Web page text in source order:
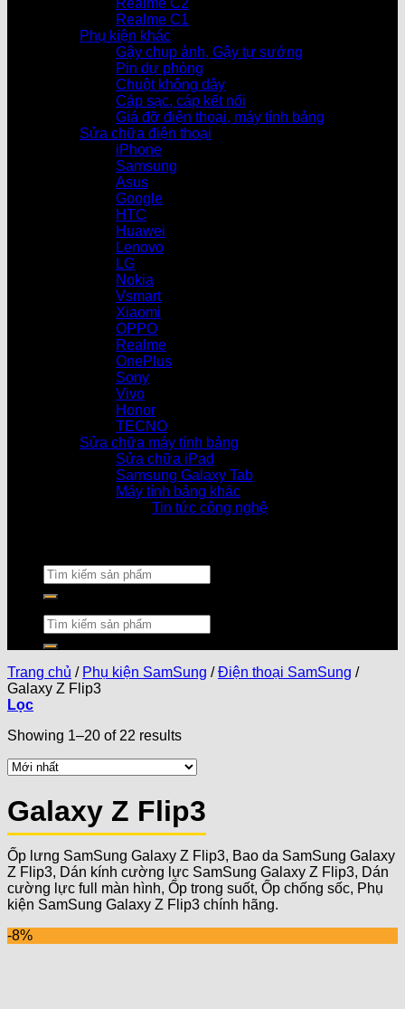
Realme C2
Realme C1
Phụ kiện khác
Gậy chụp ảnh, Gậy tự sướng
Pin dự phòng
Chuột không dây
Cáp sạc, cáp kết nối
Giá đỡ điện thoại, máy tính bảng
Sửa chữa điện thoại
iPhone
Samsung
Asus
Google
HTC
Huawei
Lenovo
LG
Nokia
Vsmart
Xiaomi
OPPO
Realme
OnePlus
Sony
Vivo
Honor
TECNO
Sửa chữa máy tính bảng
Sửa chữa iPad
Samsung Galaxy Tab
Máy tính bảng khác
Tin tức công nghệ
Trang chủ / Phụ kiện SamSung / Điện thoại SamSung /
Galaxy Z Flip3
Lọc
Showing 1–20 of 22 results
Galaxy Z Flip3
Ốp lưng SamSung Galaxy Z Flip3, Bao da SamSung Galaxy
Z Flip3, Dán kính cường lực SamSung Galaxy Z Flip3, Dán
cường lực full màn hình, Ốp trong suốt, Ốp chống sốc, Phụ
kiện SamSung Galaxy Z Flip3 chính hãng.
-8%